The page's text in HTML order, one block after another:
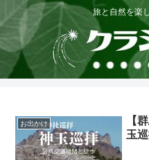
旅と自然を楽
お出かけ
【
玉